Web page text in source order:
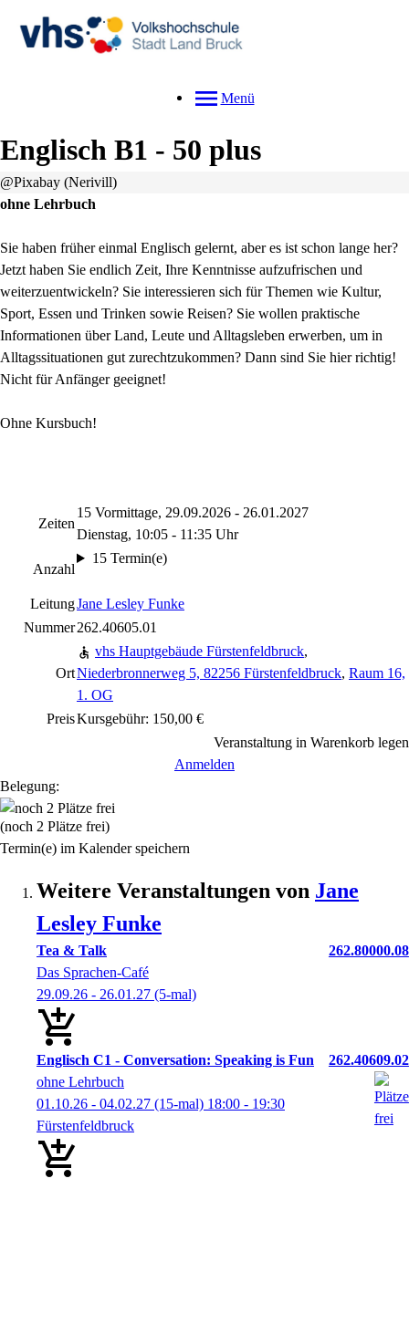
Menü
Englisch B1 - 50 plus
@Pixabay (Nerivill)
ohne Lehrbuch
Sie haben früher einmal Englisch gelernt, aber es ist schon lange her?
Jetzt haben Sie endlich Zeit, Ihre Kenntnisse aufzufrischen und
weiterzuentwickeln? Sie interessieren sich für Themen wie Kultur,
Sport, Essen und Trinken sowie Reisen? Sie wollen praktische
Informationen über Land, Leute und Alltagsleben erwerben, um in
Alltagssituationen gut zurechtzukommen? Dann sind Sie hier richtig!
Nicht für Anfänger geeignet!
Ohne Kursbuch!
Zeiten
15 Vormittage, 29.09.2026 - 26.01.2027
Dienstag, 10:05 - 11:35 Uhr
Anzahl
15 Termin(e)
LeitungJane Lesley Funke
Nummer262.40605.01
Ort
vhs Hauptgebäude Fürstenfeldbruck,
Niederbronnerweg 5, 82256 Fürstenfeldbruck, Raum 16,
1. OG
PreisKursgebühr: 150,00 €
Veranstaltung in Warenkorb legen
Anmelden
Belegung:
(noch 2 Plätze frei)
Termin(e) im Kalender speichern
Weitere Veranstaltungen von Jane
Lesley Funke
Tea & Talk
262.80000.08
Das Sprachen-Café
29.09.26 - 26.01.27 (5-mal)
Englisch C1 - Conversation: Speaking is Fun
262.40609.02
ohne Lehrbuch
01.10.26 - 04.02.27 (15-mal) 18:00 - 19:30
Fürstenfeldbruck